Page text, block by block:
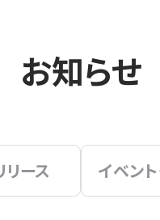
お知らせ
リース イベン